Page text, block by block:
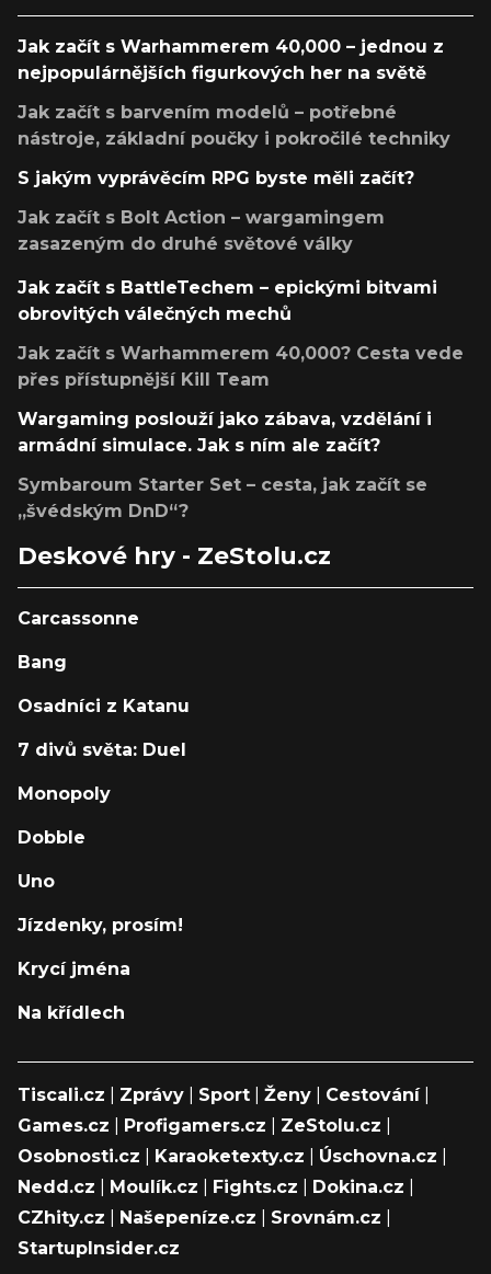
Jak začít s Warhammerem 40,000 – jednou z
nejpopulárnějších figurkových her na světě
Jak začít s barvením modelů – potřebné
nástroje, základní poučky i pokročilé techniky
S jakým vyprávěcím RPG byste měli začít?
Jak začít s Bolt Action – wargamingem
zasazeným do druhé světové války
Jak začít s BattleTechem – epickými bitvami
obrovitých válečných mechů
Jak začít s Warhammerem 40,000? Cesta vede
přes přístupnější Kill Team
Wargaming poslouží jako zábava, vzdělání i
armádní simulace. Jak s ním ale začít?
Symbaroum Starter Set – cesta, jak začít se
„švédským DnD“?
Deskové hry - ZeStolu.cz
Carcassonne
Bang
Osadníci z Katanu
7 divů světa: Duel
Monopoly
Dobble
Uno
Jízdenky, prosím!
Krycí jména
Na křídlech
Tiscali.cz Zprávy Sport Ženy Cestování|
Games.cz
Profigamers.cz ZeStolu.cz
Osobnosti.cz
Karaoketexty.cz Úschovna.cz
Nedd.cz
Moulík.cz Fights.cz Dokina.cz
CZhity.cz
Našepeníze.cz Srovnám.cz
StartupInsider.cz